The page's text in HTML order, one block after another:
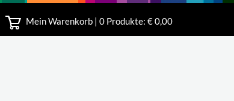
Mein Warenkorb | 0 Produkte: € 0,00